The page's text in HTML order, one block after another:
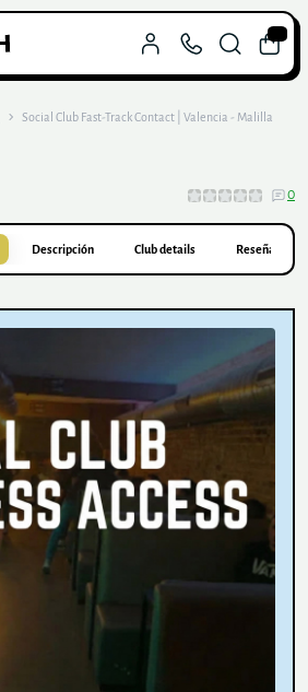
Social Club Fast-Track Contact | Valencia - Malilla
0
Descripción Club details Reseñas